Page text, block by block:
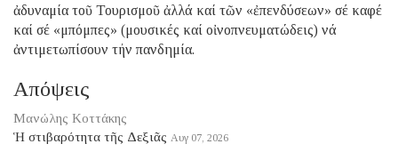
ἀδυναμία τοῦ Τουρισμοῦ ἀλλά καί τῶν «ἐπενδύσεων» σέ καφέ
καί σέ «μπόμπες» (μουσικές καί οἰνοπνευματώδεις) νά
ἀντιμετωπίσουν τήν πανδημία.
Απόψεις
Μανώλης Κοττάκης
Ἡ στιβαρότητα τῆς Δεξιᾶς Αυγ 07, 2026